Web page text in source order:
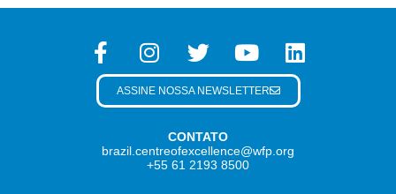
CONTATO
brazil.centreofexcellence@wfp.org
+55 61 2193 8500
ASSINE NOSSA NEWSLETTER